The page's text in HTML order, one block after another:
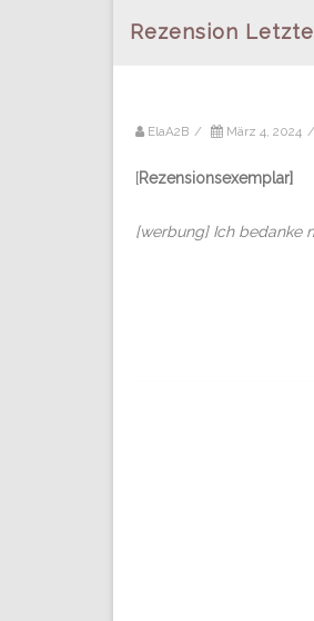
Rezension
ElaA2B / März 4, 2024 /
[Rezensionsexemplar]
[werbung] Ich bedanke